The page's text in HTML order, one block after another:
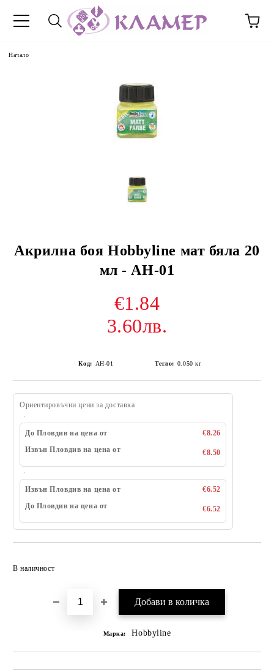
Начало
Акрилна боя Hobbyline мат бяла 20
мл - AH-01
€1.84
3.60лв.
Код: AH-01 Тегло: 0.050 кг
Ориентировъчни цени за доставка
До Пловдив на цена от
€8.26
Извън Пловдив на цена от
€8.50
Извън Пловдив на цена от
€6.52
До Пловдив на цена от
€6.52
В наличност
Марка: Hobbyline